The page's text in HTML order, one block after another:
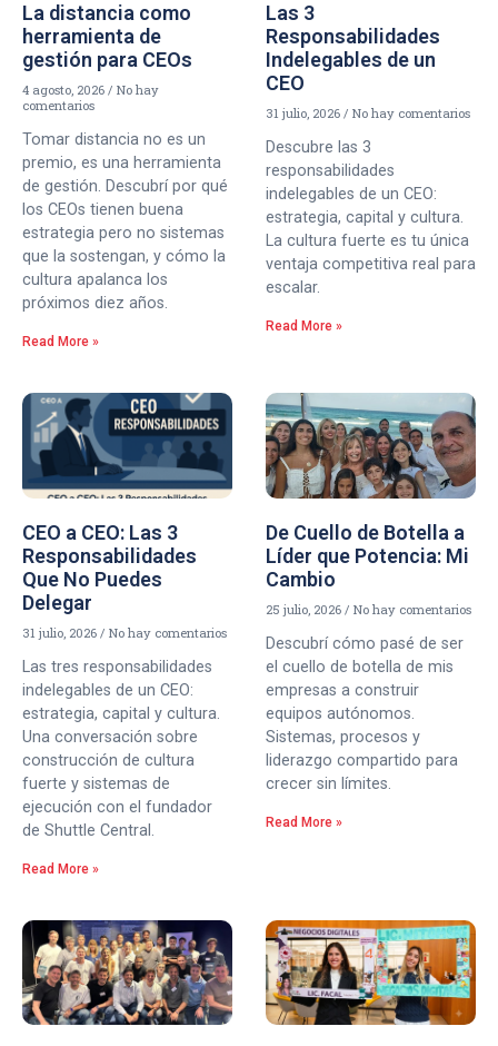
La distancia como
herramienta de
gestión para CEOs
4 agosto, 2026
No hay
comentarios
Tomar distancia no es un
premio, es una herramienta
de gestión. Descubrí por qué
los CEOs tienen buena
estrategia pero no sistemas
que la sostengan, y cómo la
cultura apalanca los
próximos diez años.
Read More »
Las 3
Responsabilidades
Indelegables de un
CEO
31 julio, 2026 No hay comentarios
Descubre las 3
responsabilidades
indelegables de un CEO:
estrategia, capital y cultura.
La cultura fuerte es tu única
ventaja competitiva real para
escalar.
Read More »
CEO a CEO: Las 3
Responsabilidades
Que No Puedes
Delegar
31 julio, 2026 No hay comentarios
Las tres responsabilidades
indelegables de un CEO:
estrategia, capital y cultura.
Una conversación sobre
construcción de cultura
fuerte y sistemas de
ejecución con el fundador
de Shuttle Central.
Read More »
De Cuello de Botella a
Líder que Potencia: Mi
Cambio
25 julio, 2026 No hay comentarios
Descubrí cómo pasé de ser
el cuello de botella de mis
empresas a construir
equipos autónomos.
Sistemas, procesos y
liderazgo compartido para
crecer sin límites.
Read More »